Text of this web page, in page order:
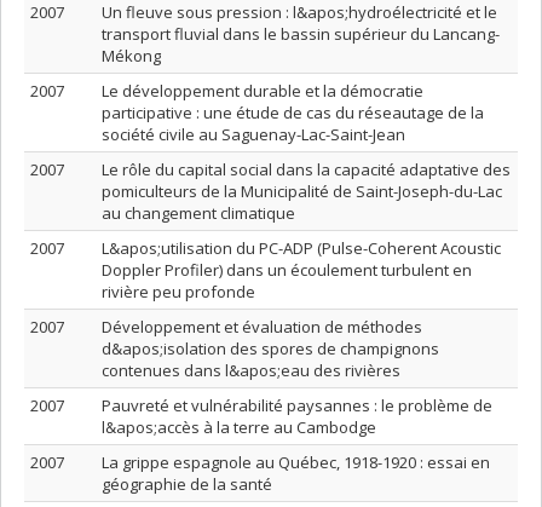
2007
Un fleuve sous pression : l&apos;hydroélectricité et le
transport fluvial dans le bassin supérieur du Lancang-
Mékong
2007
Le développement durable et la démocratie
participative : une étude de cas du réseautage de la
société civile au Saguenay-Lac-Saint-Jean
2007
Le rôle du capital social dans la capacité adaptative des
pomiculteurs de la Municipalité de Saint-Joseph-du-Lac
au changement climatique
2007
L&apos;utilisation du PC-ADP (Pulse-Coherent Acoustic
Doppler Profiler) dans un écoulement turbulent en
rivière peu profonde
2007
Développement et évaluation de méthodes
d&apos;isolation des spores de champignons
contenues dans l&apos;eau des rivières
2007
Pauvreté et vulnérabilité paysannes : le problème de
l&apos;accès à la terre au Cambodge
2007
La grippe espagnole au Québec, 1918-1920 : essai en
géographie de la santé